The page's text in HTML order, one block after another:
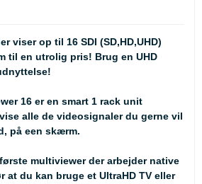
viser op til 16 SDI (SD,HD,UHD)
til en utrolig pris! Brug en UHD
16 er en smart 1 rack unit
alle de videosignaler du gerne vil
på een skærm.
multiviewer der arbejder native
at du kan bruge et UltraHD TV eller